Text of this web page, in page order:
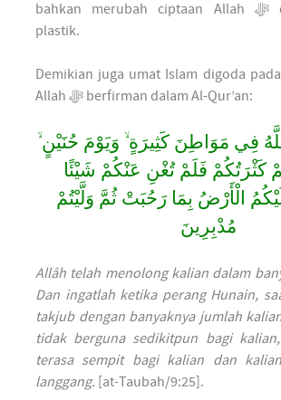
bahkan merubah ciptaan Allah ﷻ dengan operasi
plastik.
Demikian juga umat Islam digoda
Allah ﷻ berfirman dalam Al-Qur’an:
فِي مَوَاطِنَ كَثِيرَةٍ ۙ وَيَوْمَ حُنَيْنٍ
كَثْرَتُكُمْ فَلَمْ تُغْنِ عَنْكُمْ شَيْئًا
الْأَرْضُ بِمَا رَحُبَتْ ثُمَّ وَلَّيْتُمْ
مُدْبِرِينَ
Allâh telah menolong kalian dalam
Dan ingatlah ketika perang Hunain,
takjub dengan banyaknya jumlah
tidak berguna sedikitpun bagi
terasa sempit bagi kalian dan
langgang. [at-Taubah/9:25].